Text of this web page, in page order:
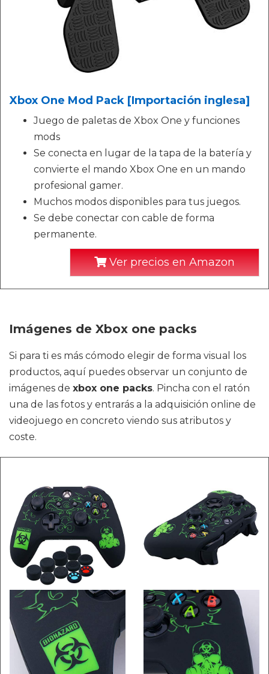
Xbox One Mod Pack [Importación inglesa]
Juego de paletas de Xbox One y funciones
mods
Se conecta en lugar de la tapa de la batería y
convierte el mando Xbox One en un mando
profesional gamer.
Muchos modos disponibles para tus juegos.
Se debe conectar con cable de forma
permanente.
Ver precios en Amazon
Imágenes de Xbox one packs
Si para ti es más cómodo elegir de forma visual los
productos, aquí puedes observar un conjunto de
imágenes de xbox one packs. Pincha con el ratón
una de las fotos y entrarás a la adquisición online de
videojuego en concreto viendo sus atributos y
coste.